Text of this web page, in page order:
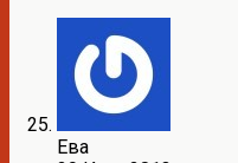
Ева